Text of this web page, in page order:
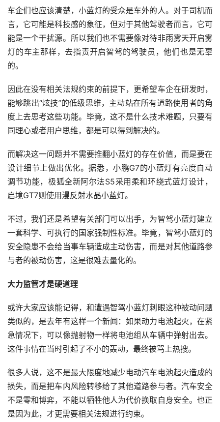
车企们也应该清楚，小蓝灯的受众是车外的人。对于司机而
言，它可能是科技感的象征，但对于其他驾驶者而言，它可
能是一个干扰源。所以我们也不需要像对待非雨雾天开启雾
灯的车主那样，去指责开启智驾的驾驶员，他们也是无辜
的。
因此在没有相关法规约束的前提下，更希望车企在研发时，
能够跳出“炫技”的低级思维，主动站在所有道路使用者的角
度上去思考这些功能。毕竟，这不是什么技术难题，只要有
同理心或者用户思维，都是可以得到解决的。
而解决这一问题并不需要推翻小蓝灯的存在价值，而是要在
设计细节上做出优化。据悉，小鹏G7的小蓝灯有亮度自动
调节功能，极狐全新阿尔法S5采用柔和环绕式蓝灯设计，
启境GT7则使用漫反射水晶小蓝灯。
不过，我们还是希望有关部门可以出手，为智驾小蓝灯建立
一套科学、可执行的国家强制性标准。毕竟，智驾小蓝灯的
安全隐患不会给当事车辆造成主动伤害，而是对其他道路参
与者的被动伤害，这是很难去量化的。
大力监管才是硬道理
或许大家应该能记得，和遭遇智驾小蓝灯刺眼这种被动问题
类似的，是去年有这样一个新闻：如果动力电池起火，在紧
急情况下，可以像抛射物一样将电池组从车辆中弹射出去。
这件事情在当时引起了不小的轰动，最终被骂上热搜。
很多人说，这不是最大限度地减少电动汽车电池起火造成的
损失，而是把车内风险转移给了其他道路参与者。汽车安全
不是零和博弈，不能以牺牲他人为代价换取自身安全。也正
是因为此，才更需要相关法规进行约束。